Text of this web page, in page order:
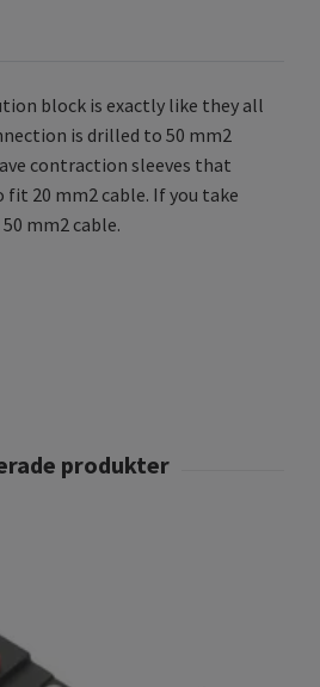
block is exactly like they all
is drilled to 50 mm2
contraction sleeves that
20 mm2 cable. If you take
mm2 cable.